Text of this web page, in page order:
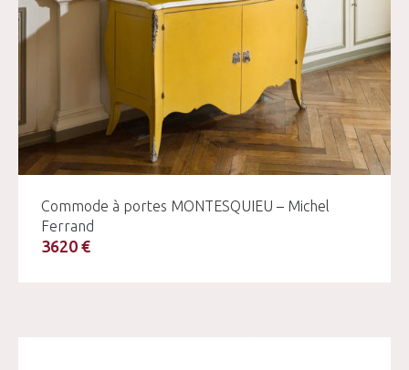
Commode à portes MONTESQUIEU – Michel
Ferrand
3620 €